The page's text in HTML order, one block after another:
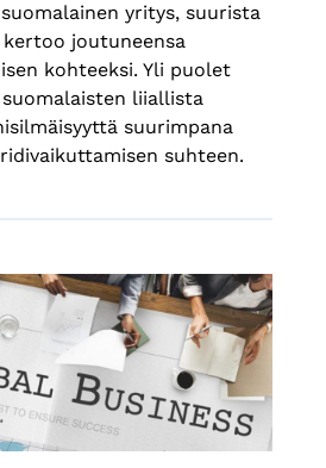
yritys, suurista
joutuneensa
kohteeksi. Yli puolet
liiallista
suurimpana
suhteen.